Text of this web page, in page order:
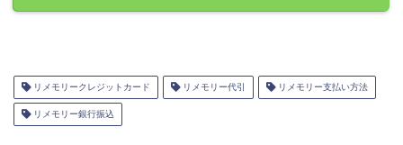
リメモリークレジットカード リメモリー代引 リメモリー支払い方法
リメモリー銀行振込